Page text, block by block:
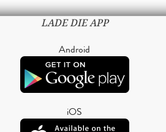
LADE DIE APP
Android
iOS